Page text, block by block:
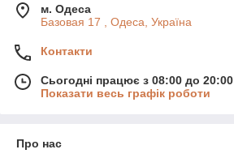
м. Одеса
Базовая 17 , Одеса, Україна
Контакти
Сьогодні працює з 08:00 до 20:00
Показати весь графік роботи
Про нас